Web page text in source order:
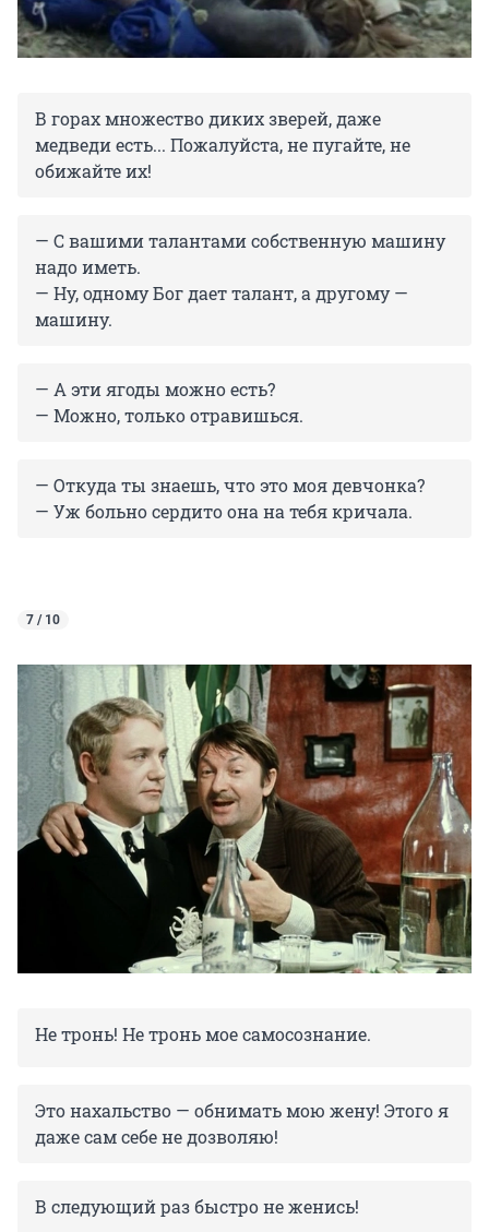
В горах множество диких зверей, даже
медведи есть... Пожалуйста, не пугайте, не
обижайте их!
— С вашими талантами собственную машину
надо иметь.
— Ну, одному Бог дает талант, а другому —
машину.
— А эти ягоды можно есть?
— Можно, только отравишься.
— Откуда ты знаешь, что это моя девчонка?
— Уж больно сердито она на тебя кричала.
7 / 10
Не тронь! Не тронь мое самосознание.
Это нахальство — обнимать мою жену! Этого я
даже сам себе не дозволяю!
В следующий раз быстро не женись!